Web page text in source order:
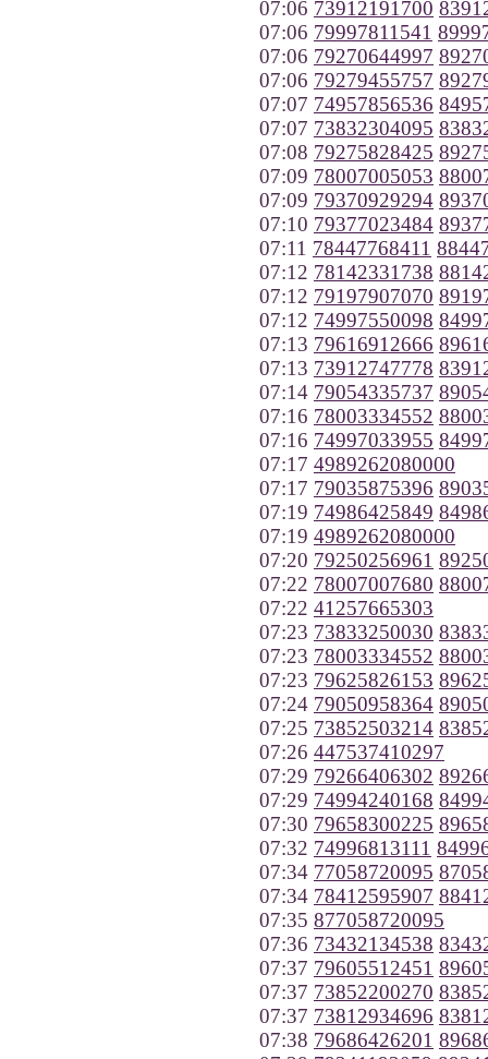
07:06 73912191700
07:06 79997811541
07:06 79270644997
07:06 79279455757
07:07 74957856536
07:07 73832304095
07:08 79275828425
07:09 78007005053
07:09 79370929294
07:10 79377023484
07:11 78447768411
07:12 78142331738
07:12 79197907070
07:12 74997550098
07:13 79616912666
07:13 73912747778
07:14 79054335737
07:16 78003334552
07:16 74997033955
07:17 4989262080000
07:17 79035875396
07:19 74986425849
07:19 4989262080000
07:20 79250256961
07:22 78007007680
07:22 41257665303
07:23 73833250030
07:23 78003334552
07:23 79625826153
07:24 79050958364
07:25 73852503214
07:26 447537410297
07:29 79266406302
07:29 74994240168
07:30 79658300225
07:32 74996813111
07:34 77058720095
07:34 78412595907
07:35 877058720095
07:36 73432134538
07:37 79605512451
07:37 73852200270
07:37 73812934696
07:38 79686426201